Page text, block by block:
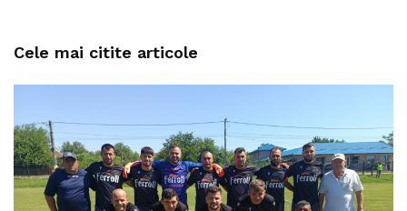
Cele mai citite articole